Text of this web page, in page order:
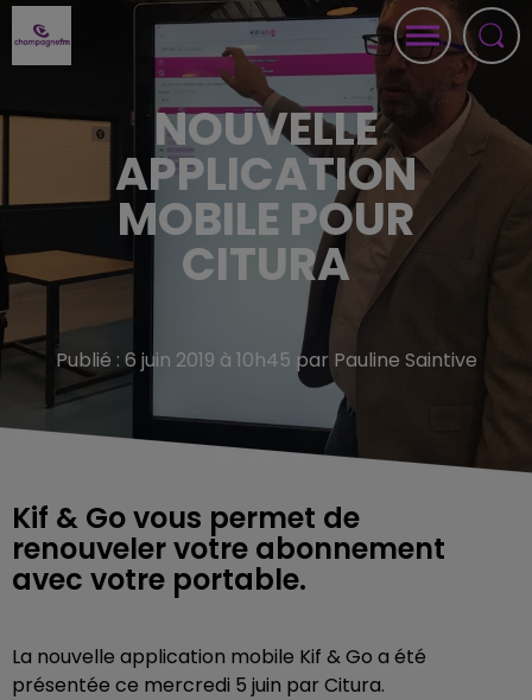
NOUVELLE
APPLICATION
MOBILE POUR
CITURA
Publié : 6 juin 2019 à 10h45 par Pauline Saintive
Kif & Go vous permet de
renouveler votre abonnement
avec votre portable.
La nouvelle application mobile Kif & Go a été
présentée ce mercredi 5 juin par Citura.